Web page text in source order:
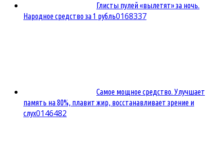
Глисты пулей «вылетят» за ночь.
Народное средство за 1 рубль0168337
Самое мощное средство. Улучшает
память на 80%, плавит жир, восстанавливает зрение и
слух0146482